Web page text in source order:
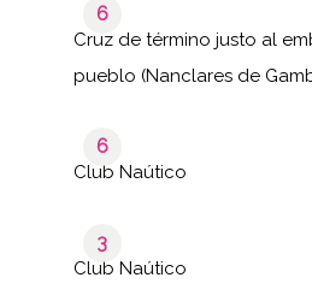
6
Cruz de término justo al
pueblo (Nanclares de
6
Club Naútico
3
Club Naútico